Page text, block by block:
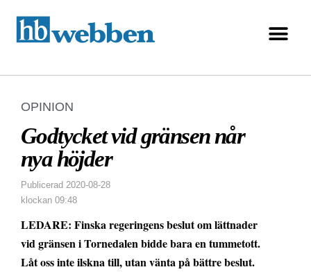
OPINION
Godtycket vid gränsen når
nya höjder
Publicerad 2020-08-28
klockan 09:48
LEDARE: Finska regeringens beslut om lättnader
vid gränsen i Tornedalen bidde bara en tummetott.
Låt oss inte ilskna till, utan vänta på bättre beslut.